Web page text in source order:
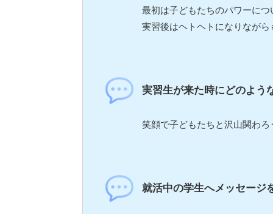
最初は子どもたちのパワーに
実習後はヘトヘトになりながら
実習生が来た時にどのよう
笑顔で子どもたちと沢山関わろ
就活中の学生へメッセージ